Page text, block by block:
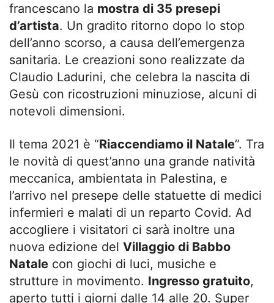
francescano la mostra di 35 presepi
d’artista. Un gradito ritorno dopo lo stop
dell’anno scorso, a causa dell’emergenza
sanitaria. Le creazioni sono realizzate da
Claudio Ladurini, che celebra la nascita di
Gesù con ricostruzioni minuziose, alcuni di
notevoli dimensioni.
Il tema 2021 è “Riaccendiamo il Natale”. Tra
le novità di quest’anno una grande natività
meccanica, ambientata in Palestina, e
l’arrivo nel presepe delle statuette di medici
infermieri e malati di un reparto Covid. Ad
accogliere i visitatori ci sarà inoltre una
nuova edizione del Villaggio di Babbo
Natale con giochi di luci, musiche e
strutture in movimento. Ingresso gratuito,
aperto tutti i giorni dalle 14 alle 20. Super